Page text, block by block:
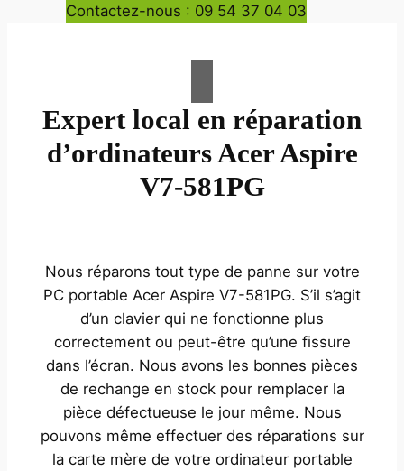
Contactez-nous : 09 54 37 04 03
Expert local en réparation
d’ordinateurs Acer Aspire
V7-581PG
Nous réparons tout type de panne sur votre
PC portable Acer Aspire V7-581PG. S’il s’agit
d’un clavier qui ne fonctionne plus
correctement ou peut-être qu’une fissure
dans l’écran. Nous avons les bonnes pièces
de rechange en stock pour remplacer la
pièce défectueuse le jour même. Nous
pouvons même effectuer des réparations sur
la carte mère de votre ordinateur portable